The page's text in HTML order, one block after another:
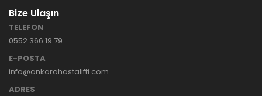
Bize Ulaşın
TELEFON
0552 366 19 79
E-POSTA
info@ankarahastalifti.com
ADRES